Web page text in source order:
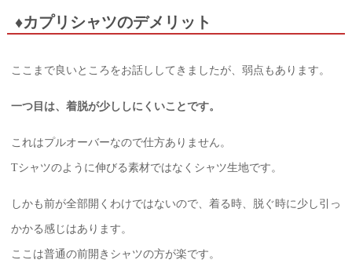
♦カプリシャツのデメリット
ここまで良いところをお話ししてきましたが、弱点もあります。
一つ目は、着脱が少ししにくいことです。
これはプルオーバーなので仕方ありません。
Tシャツのように伸びる素材ではなくシャツ生地です。
しかも前が全部開くわけではないので、着る時、脱ぐ時に少し引っ
かかる感じはあります。
ここは普通の前開きシャツの方が楽です。